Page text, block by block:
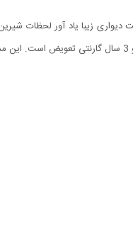
دیواری زیبا یاد آور لحظات
...